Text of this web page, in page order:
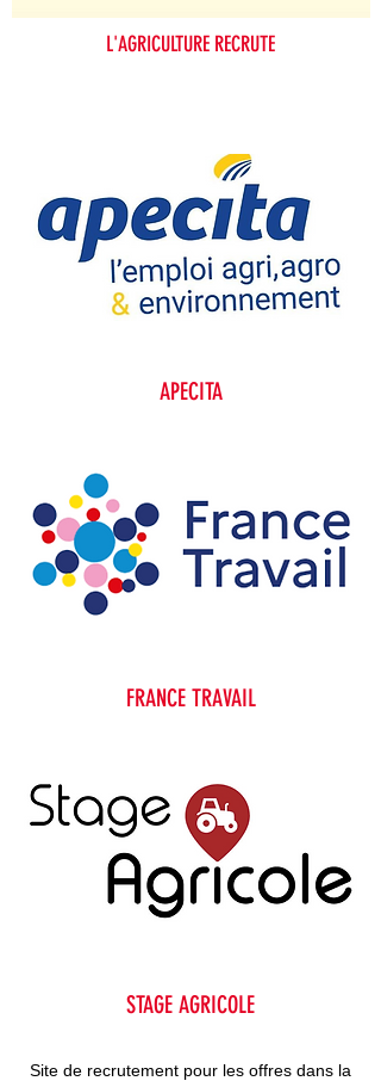
L'AGRICULTURE RECRUTE
APECITA
FRANCE TRAVAIL
STAGE AGRICOLE
Site de recrutement pour les offres dans la